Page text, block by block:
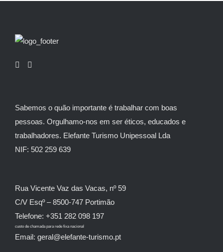
Sabemos o quão importante é trabalhar com boas
pessoas. Orgulhamo-nos em ser éticos, educados e
trabalhadores. Elefante Turismo Unipessoal Lda
NIF: 502 259 639
Rua Vicente Vaz das Vacas, nº 59
C/V Esqº – 8500-747 Portimão
Telefone: +351 282 098 197
custo de chamada para rede fixa nacional
Email: geral@elefante-turismo.pt